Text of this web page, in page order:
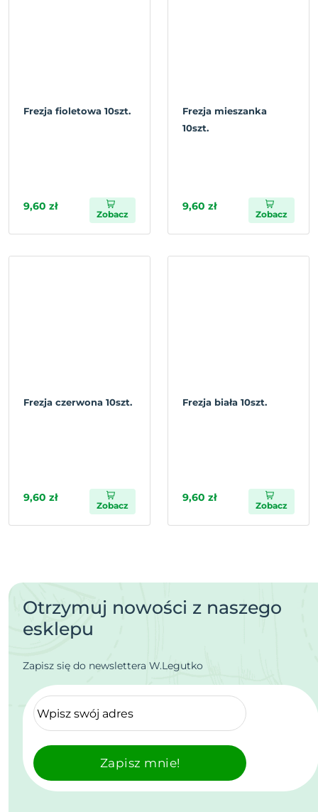
Frezja fioletowa 10szt.
9,60 zł
Zobacz
Frezja mieszanka
10szt.
9,60 zł
Zobacz
Frezja czerwona 10szt.
9,60 zł
Zobacz
Frezja biała 10szt.
9,60 zł
Zobacz
Otrzymuj nowości z naszego
esklepu
Zapisz się do newslettera W.Legutko
Zapisz mnie!